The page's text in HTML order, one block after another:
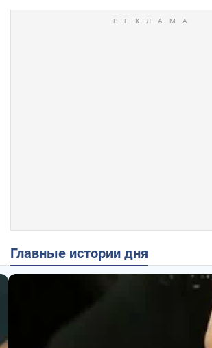
Главные истории дня